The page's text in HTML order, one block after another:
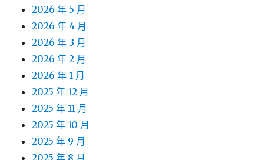
2026 年 5 月
2026 年 4 月
2026 年 3 月
2026 年 2 月
2026 年 1 月
2025 年 12 月
2025 年 11 月
2025 年 10 月
2025 年 9 月